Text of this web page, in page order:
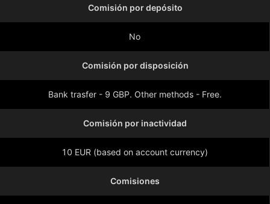
Comisión por depósito
No
Comisión por disposición
Bank trasfer - 9 GBP. Other methods - Free.
Comisión por inactividad
10 EUR (based on account currency)
Comisiones